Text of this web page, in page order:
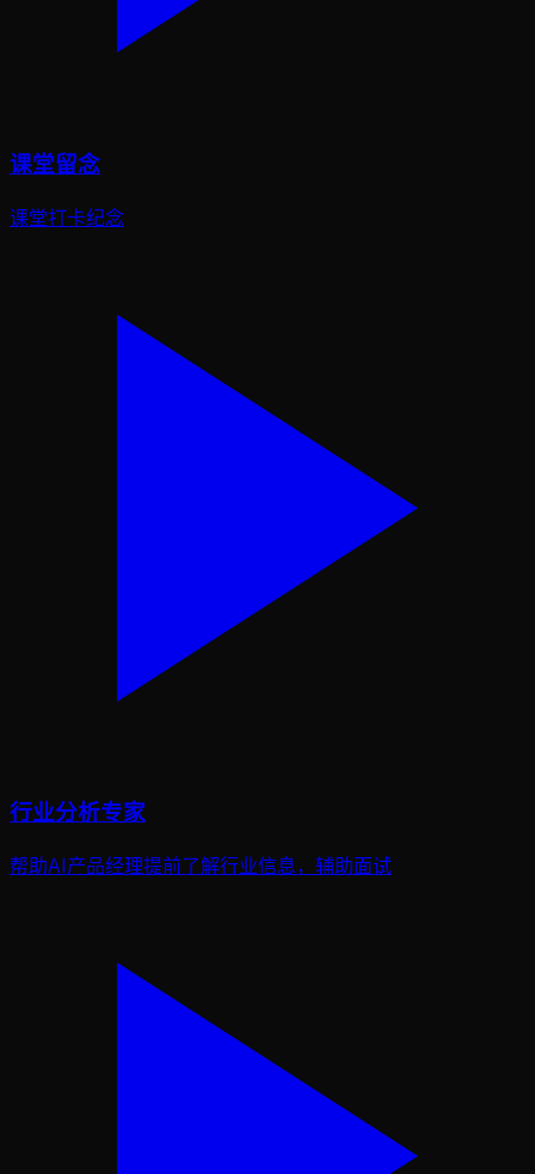
课堂留念
课堂打卡纪念
行业分析专家
帮助AI产品经理提前了解行业信息，辅助面试